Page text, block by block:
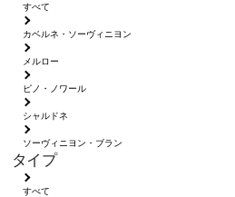
すべて
カベルネ・ソーヴィニヨン
メルロー
ピノ・ノワール
シャルドネ
ソーヴィニヨン・ブラン
タイプ
すべて